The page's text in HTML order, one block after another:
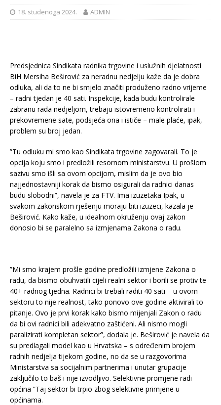
18. studenoga 2024. ADMIN
Predsjednica Sindikata radnika trgovine i uslužnih djelatnosti
BiH Mersiha Beširović za neradnu nedjelju kaže da je dobra
odluka, ali da to ne bi smjelo značiti produženo radno vrijeme
– radni tjedan je 40 sati. Inspekcije, kada budu kontrolirale
zabranu rada nedjeljom, trebaju istovremeno kontrolirati i
prekovremene sate, podsjeća ona i ističe – male plaće, ipak,
problem su broj jedan.
”Tu odluku mi smo kao Sindikata trgovine zagovarali. To je
opcija koju smo i predložili resornom ministarstvu. U prošlom
sazivu smo išli sa ovom opcijom, mislim da je ovo bio
najjednostavniji korak da bismo osigurali da radnici danas
budu slobodni”, navela je za FTV. Ima izuzetaka Ipak, u
svakom zakonskom rješenju moraju biti izuzeci, kazala je
Beširović. Kako kaže, u idealnom okruženju ovaj zakon
donosio bi se paralelno sa izmjenama Zakona o radu.
”Mi smo krajem prošle godine predložili izmjene Zakona o
radu, da bismo obuhvatili cijeli realni sektor i borili se protiv te
40+ radnog tjedna. Radnici bi trebali raditi 40 sati – u ovom
sektoru to nije realnost, tako ponovo ove godine aktivirali to
pitanje. Ovo je prvi korak kako bismo mijenjali Zakon o radu
da bi ovi radnici bili adekvatno zaštićeni. Ali nismo mogli
paralizirati kompletan sektor”, dodala je. Beširović je navela da
su predlagali model kao u Hrvatska – s određenim brojem
radnih nedjelja tijekom godine, no da se u razgovorima
Ministarstva sa socijalnim partnerima i unutar grupacije
zaključilo to baš i nije izvodljivo. Selektivne promjene radi
općina ”Taj sektor bi trpio zbog selektivne primjene u
općinama.